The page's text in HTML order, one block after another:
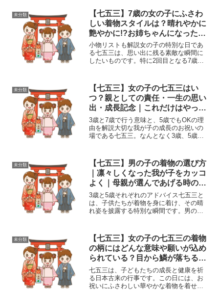
好みに合わせて髪型をセットしてあげた
いという気持ちがあるか...
未分類
【七五三】7歳の女の子にふさわ
しい着物スタイルは？晴れやかに
艶やかに!?お姉ちゃんになったむ
すめの成長
小物リストも解説女の子の特別な日であ
る七五三は、思い出に残る素敵な瞬間に
したいものです。特に2回目となる7歳女
は、着物も小物類もガラリと変わるた
め、七五三の準備をする側...
未分類
【七五三】女の子の七五三はい
つ？親としての責任・一生の思い
出・成長記念｜これだけはやって
あげたい
3歳と7歳で行う意味と、5歳でもOKの理
由を解説大切な我が子の成長のお祝いの
場である七五三。なんとなく3歳、5歳、7
を行うべきか、分からない方もいるので
はないでしょうか...
未分類
【七五三】男の子の着物の選び方
｜凛々しくなった我が子をカッコ
よく｜母親が選んであげる時のポ
イント
3歳と5歳それぞれのアドバイス七五三と
は、子供たちが着物を身に着け、その晴
れ姿を披露する特別な瞬間です。男の子
御さんの中には、「両方の機会で同じ着
物を着せるべきか？...
未分類
【七五三】女の子の七五三の着物
の柄にはどんな意味や願いが込め
られている？目から鱗が落ちる、
なるほど
七五三は、子どもたちの成長と健康を祈
る日本古来の行事です。この日には、お
祝いにふさわしい華やかな着物を着せ